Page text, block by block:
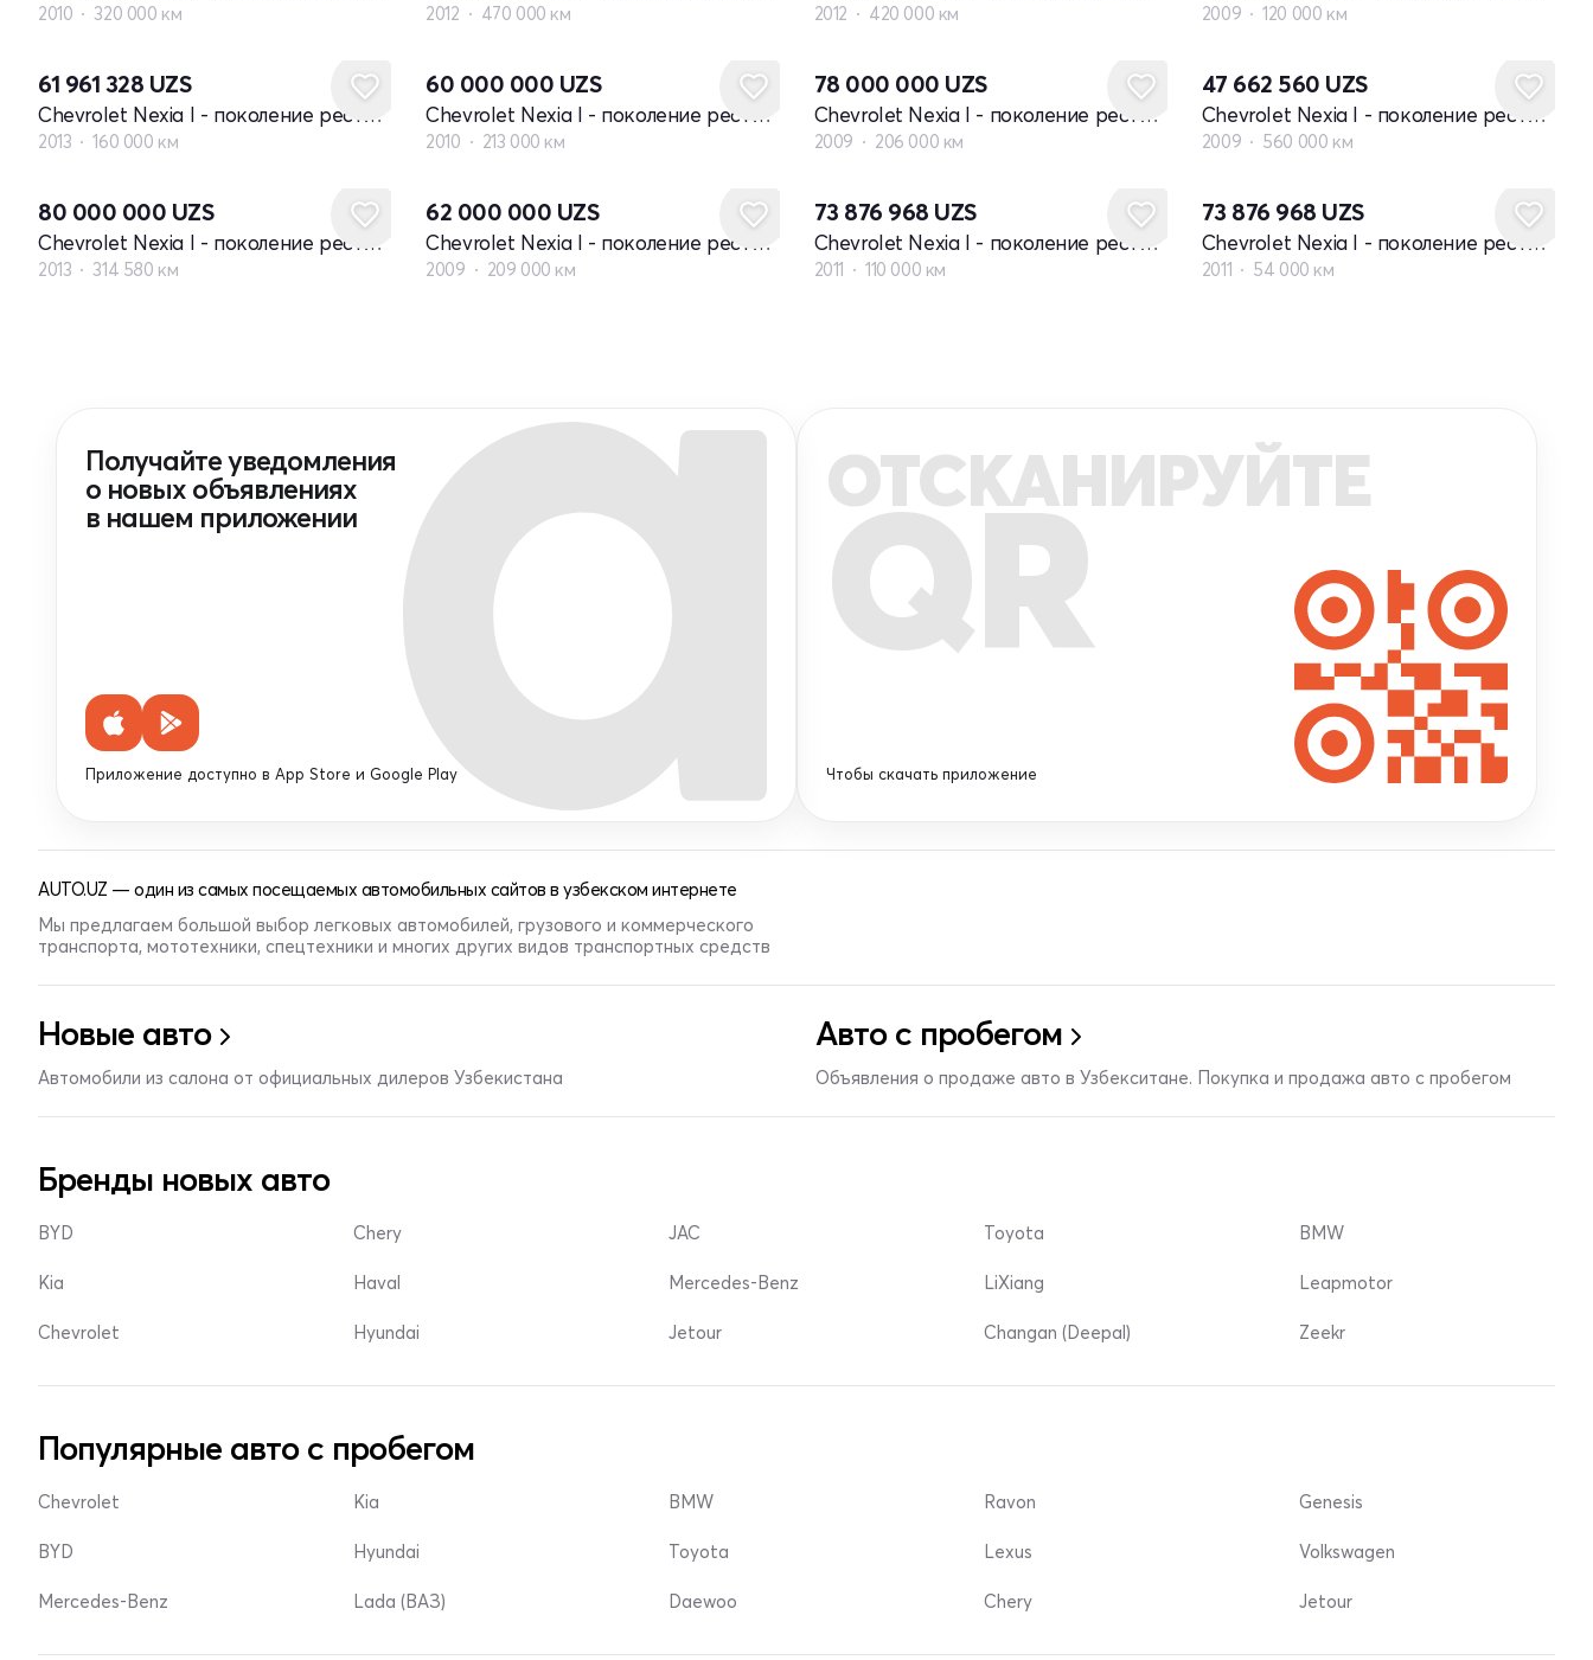
2010 320 000 км 2012 470 000 км 2012 420 000 км 2009 120 000 км
61 961 328 UZS
Chevrolet Nexia I - поколение рестайлинг
2013 160 000 км
60 000 000 UZS
Chevrolet Nexia I - поколение рестайлинг
2010 213 000 км
78 000 000 UZS
Chevrolet Nexia I - поколение рестайлинг
2009 206 000 км
47 662 560 UZS
Chevrolet Nexia I - поколение рестайлинг
2009 560 000 км
80 000 000 UZS
Chevrolet Nexia I - поколение рестайлинг
2013 314 580 км
62 000 000 UZS
Chevrolet Nexia I - поколение рестайлинг
2009 209 000 км
73 876 968 UZS
Chevrolet Nexia I - поколение рестайлинг
2011 110 000 км
73 876 968 UZS
Chevrolet Nexia I - поколение рестайлинг
2011 54 000 км
Получайте уведомления
о новых объявлениях
в нашем приложении
Приложение доступно в App Store и Google Play
ОТСКАНИРУЙТЕ
QR
Чтобы скачать приложение
AUTO.UZ — один из самых посещаемых автомобильных сайтов в узбекском интернете
Мы предлагаем большой выбор легковых автомобилей, грузового и коммерческого
транспорта, мототехники, спецтехники и многих других видов транспортных средств
Новые авто
Автомобили из салона от официальных дилеров Узбекистана
Авто с пробегом
Объявления о продаже авто в Узбекситане. Покупка и продажа авто с пробегом
Бренды новых авто
BYD
Kia
Chevrolet
Chery
Haval
Hyundai
JAC
Mercedes-Benz
Jetour
Toyota
LiXiang
Changan (Deepal)
BMW
Leapmotor
Zeekr
Популярные авто с пробегом
Chevrolet
BYD
Mercedes-Benz
Kia
Hyundai
Lada (ВАЗ)
BMW
Toyota
Daewoo
Ravon
Lexus
Chery
Genesis
Volkswagen
Jetour